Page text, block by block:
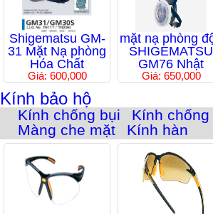
Shigematsu GM-
31 Mặt Nạ phòng
Hóa Chất
Giá: 600,000
mặt nạ phòng
SHIGEMATSU
GM76 Nhật
Giá: 650,000
Kính bảo hộ
Kính chống bụi
Kính
Màng che mặt
Kính hàn